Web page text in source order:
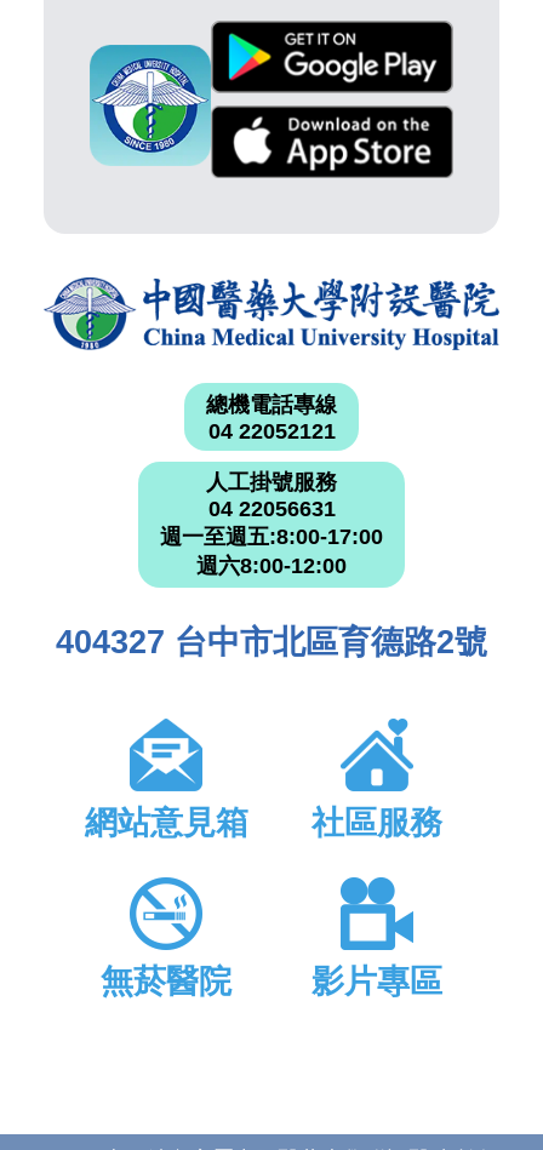
總機電話專線
04 22052121
人工掛號服務
04 22056631
週一至週五:8:00-17:00
週六8:00-12:00
404327 台中市北區育德路2號
網站意見箱 社區服務
無菸醫院 影片專區